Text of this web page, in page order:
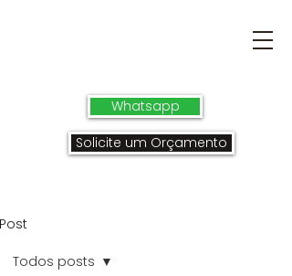
Whatsapp
Solicite um Orçamento
Post
Todos posts